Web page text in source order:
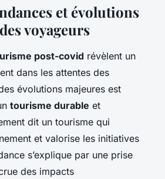
et évolutions
voyageurs
post-covid révèlent un
dans les attentes des
évolutions majeures est
tourisme durable et
dit un tourisme qui
et valorise les initiatives
s’explique par une prise
des impacts